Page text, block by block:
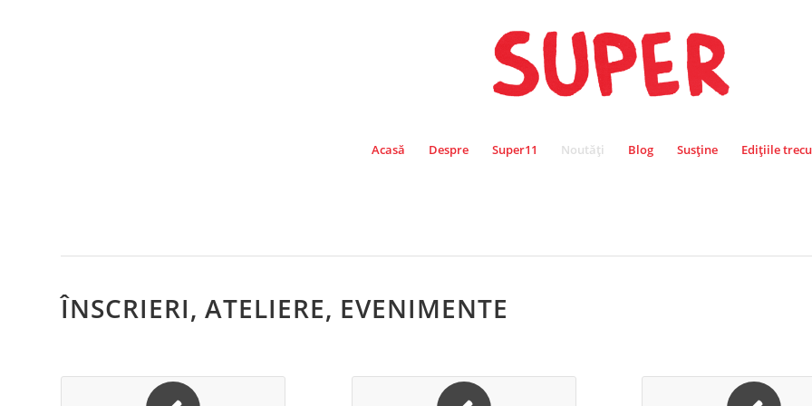
Acasă Despre Super11 Noutăți Blog Susține Edițiile
ÎNSCRIERI, ATELIERE, EVENIMENTE